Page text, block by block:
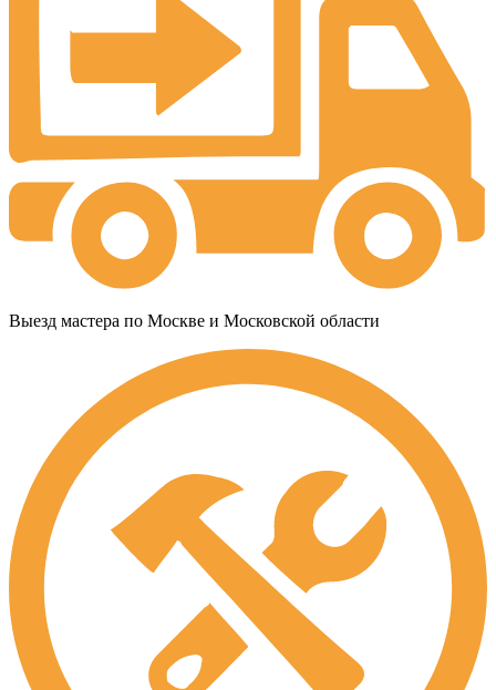
Выезд мастера по Москве и Московской области